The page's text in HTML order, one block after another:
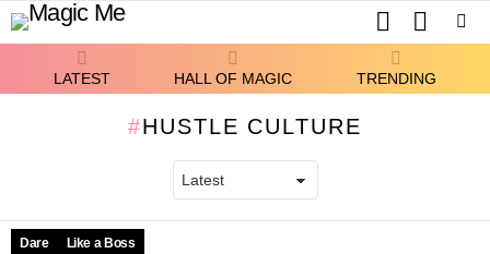
SWITCH
SKIN
LATEST HALL OF MAGIC TRENDING
HUSTLE CULTURE
Dare Like a Boss